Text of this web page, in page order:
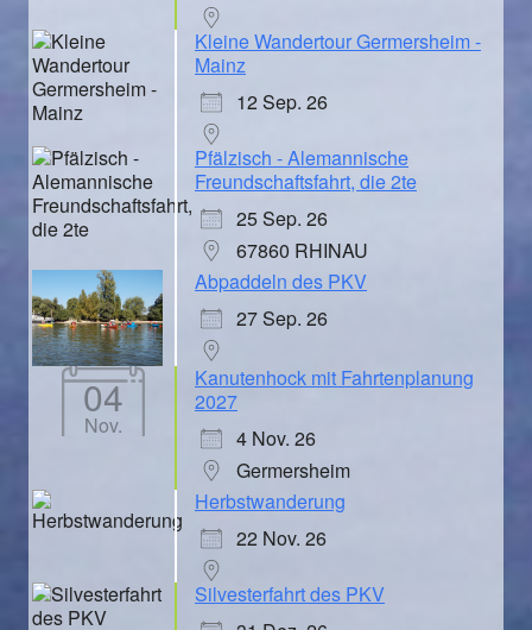
Kleine Wandertour Germersheim -
Mainz
12 Sep. 26
Pfälzisch - Alemannische
Freundschaftsfahrt, die 2te
25 Sep. 26
67860 RHINAU
Abpaddeln des PKV
27 Sep. 26
04
Nov.
Kanutenhock mit Fahrtenplanung
2027
4 Nov. 26
Germersheim
Herbstwanderung
22 Nov. 26
Silvesterfahrt des PKV